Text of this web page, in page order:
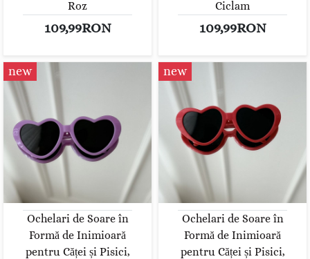
Roz
109,99RON
Ciclam
109,99RON
new
Ochelari de Soare în
Formă de Inimioară
pentru Căței și Pisici,
new
Ochelari de Soare în
Formă de Inimioară
pentru Căței și Pisici,